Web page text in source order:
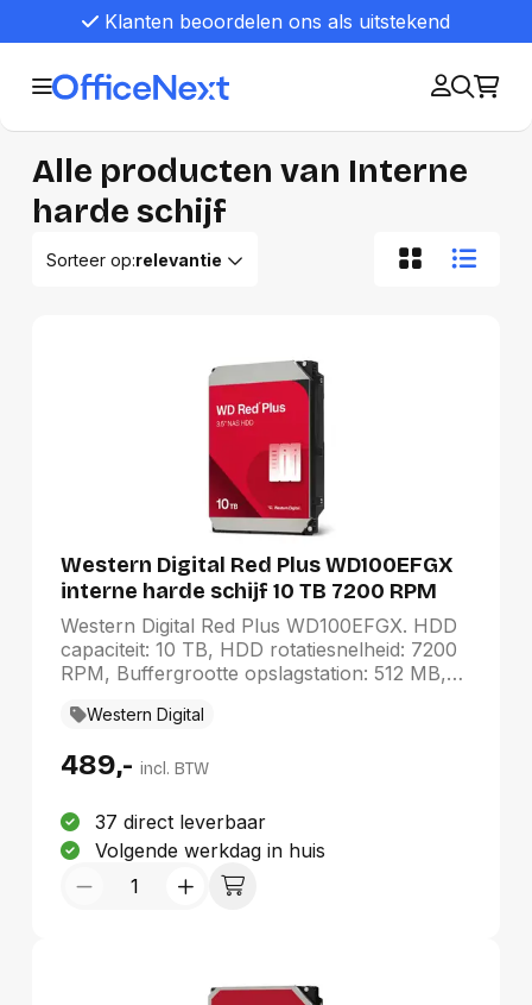
Klanten beoordelen ons als uitstekend
Alle producten van Interne
harde schijf
Sorteer op:relevantie
Western Digital Red Plus WD100EFGX
interne harde schijf 10 TB 7200 RPM
512 MB 3.5" SATA III
Western Digital Red Plus WD100EFGX. HDD
capaciteit: 10 TB, HDD rotatiesnelheid: 7200
RPM, Buffergrootte opslagstation: 512 MB,
Western Digital
489,- incl. BTW
37 direct leverbaar
Volgende werkdag in huis